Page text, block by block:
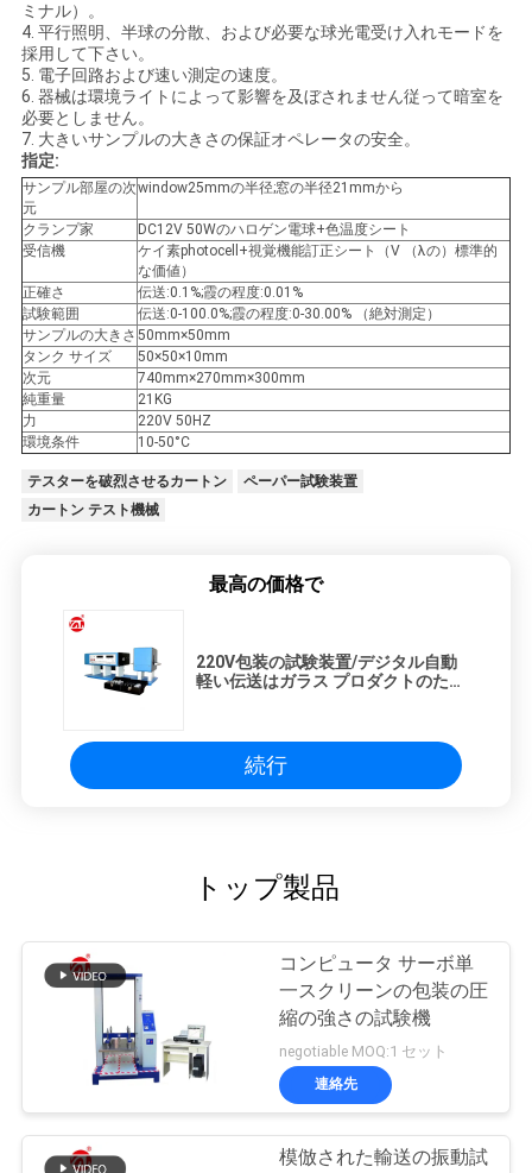
用
を
要
求
し
な
さ
い
VR
SHOW
PRIVACY
POLICY
ミナル）。
4. 平行照明、半球の分散、および必要な球光電受け入れモードを
採用して下さい。
5. 電子回路および速い測定の速度。
6. 器械は環境ライトによって影響を及ぼされません従って暗室を
必要としません。
7. 大きいサンプルの大きさの保証オペレータの安全。
指定:
サンプル部屋の次
元
window25mmの半径;窓の半径21mmから
クランプ家
DC12V 50Wのハロゲン電球+色温度シート
受信機
ケイ素photocell+視覚機能訂正シート（V （λの）標準的
な価値）
正確さ
伝送:0.1%;霞の程度:0.01%
試験範囲
伝送:0-100.0%;霞の程度:0-30.00% （絶対測定）
サンプルの大きさ 50mm×50mm
タンク サイズ
50×50×10mm
次元
740mm×270mm×300mm
純重量
21KG
力
220V 50HZ
環境条件
10-50°C
テスターを破烈させるカートン
ペーパー試験装置
カートン テスト機械
最高の価格で
220V包装の試験装置/デジタル自動
軽い伝送はガラス プロダクトのため
続行
トップ製品
コンピュータ サーボ単
一スクリーンの包装の圧
縮の強さの試験機
negotiable MOQ:1 セット
連絡先
模倣された輸送の振動試